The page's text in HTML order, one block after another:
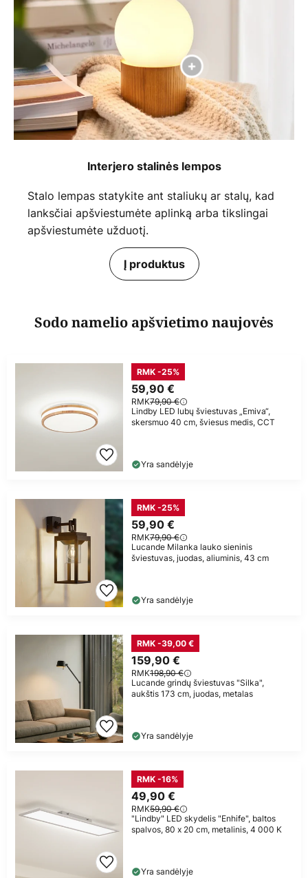
Interjero stalinės lempos
Stalo lempas statykite ant staliukų ar stalų, kad
lanksčiai apšviestumėte aplinką arba tikslingai
apšviestumėte užduotį.
Į produktus
Sodo namelio apšvietimo naujovės
59,90 €
RMK79,90 €
RMK -25%
Lindby LED lubų šviestuvas „Emiva“,
skersmuo 40 cm, šviesus medis, CCT
Yra sandėlyje
59,90 €
RMK79,90 €
RMK -25%
Lucande Milanka lauko sieninis
šviestuvas, juodas, aliuminis, 43 cm
Yra sandėlyje
159,90 €
RMK198,90 €
RMK -39,00 €
Lucande grindų šviestuvas "Silka",
aukštis 173 cm, juodas, metalas
Yra sandėlyje
49,90 €
RMK59,90 €
RMK -16%
"Lindby" LED skydelis "Enhife", baltos
spalvos, 80 x 20 cm, metalinis, 4 000 K
Yra sandėlyje